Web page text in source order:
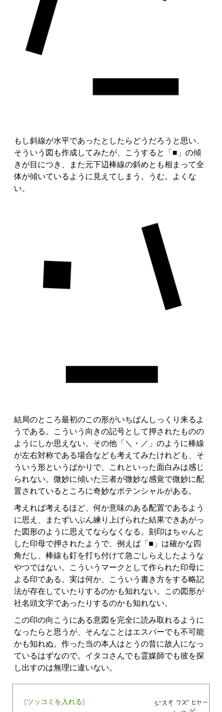
もし斜線が水平であったとしたらどうだろうと思い、
そういう図も作成してみたが、こうすると「■」の傾
きが目につき、また元下辺棒線の斜めとも相まって全
体が傾いているように見えてしまう。うむ。よくな
い。
結局のところ最初のこの形がいちばんしっくり来るよ
うである。こういう向きの記号として押されたものの
ようにしか思えない。その他「＼・／」のように棒線
が左右対称である場合なども考えてみたけれども、そ
ういう形というばかりで、これといった面白みは感じ
られない。微妙に傾いた三者が微妙な感覚で微妙に配
置されているところに奇妙なポテンシャルがある。
考えれば考えるほど、何か意味のある配置であるよう
に思え、またずいぶん練り上げられた結果できあがっ
た図形のように思えてならなくなる。刻印はちゃんと
した印母で押されたようで、例えば「■」は確かな四
角だし、棒線も釘を打ち付けて急ごしらえしたような
やつではない。こういうマークとして作られた印母に
よる印である。実は何か、こういう書き方をする略記
法が存在していたりするのかも知れない。この図形が
社名頭文字であったりするのかも知れない。
この印の向こうにある意図を完全に読み取れるように
なったらと思うが、そんなことはエスパーでも不可能
かも知れぬ。作った当の本人はとうの昔に故人になっ
ているはずなので。イタコさんでも霊媒師でも彼を探
し出すのは無理に違いない。
[ツッコミを入れる]